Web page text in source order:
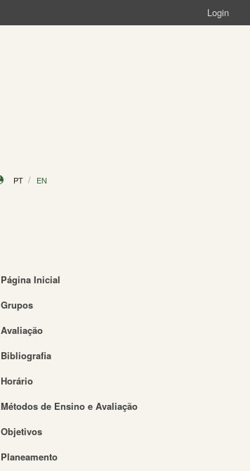
Login
PT EN
Página Inicial
Grupos
Avaliação
Bibliografia
Horário
Métodos de Ensino e Avaliação
Objetivos
Planeamento